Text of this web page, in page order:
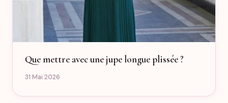
Que mettre avec une jupe longue plissée ?
31 Mai 2026